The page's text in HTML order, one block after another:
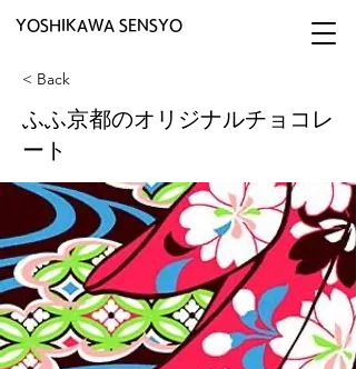
YOSHIKAWA SENSYO
< Back
ふふ京都のオリジナルチョコレ
ート